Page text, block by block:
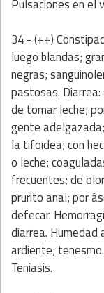
Pulsaciones en el
34 - (++)
luego blandas;
negras;
pastosas.
de tomar leche;
gente
la tifoidea; con
o leche;
frecuentes; de
prurito anal; por
defecar.
diarrea. Humedad
ardiente;
Teniasis.